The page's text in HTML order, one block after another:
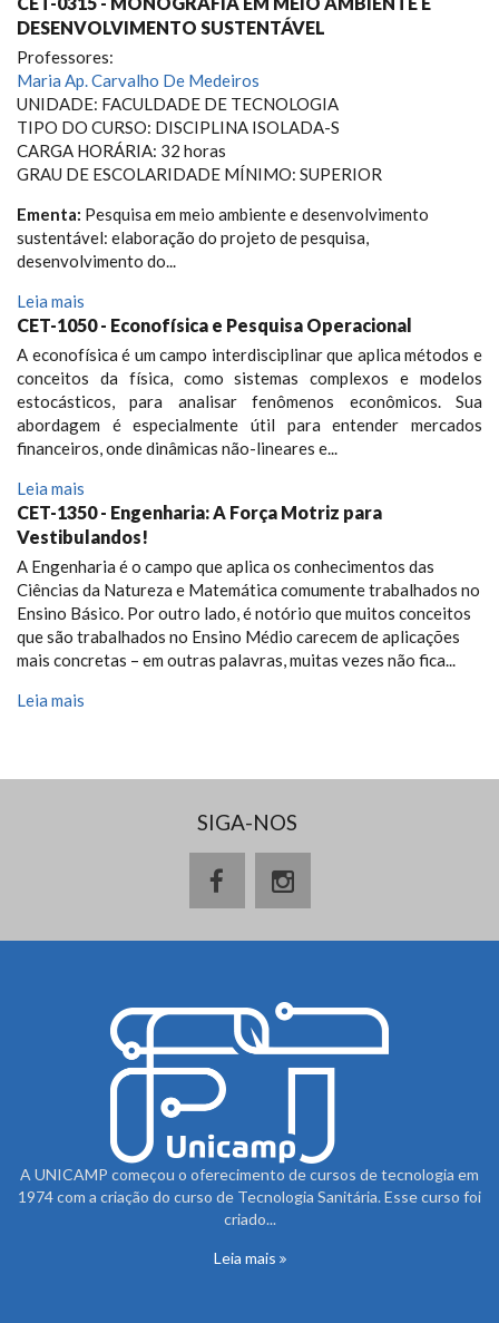
DESENVOLVIMENTO SUSTENTÁVEL
Professores:
Maria Ap. Carvalho De Medeiros
UNIDADE: FACULDADE DE TECNOLOGIA
TIPO DO CURSO: DISCIPLINA ISOLADA-S
CARGA HORÁRIA: 32 horas
GRAU DE ESCOLARIDADE MÍNIMO: SUPERIOR
Ementa: Pesquisa em meio ambiente e desenvolvimento
sustentável: elaboração do projeto de pesquisa,
desenvolvimento do...
Leia mais
CET-1050 - Econofísica e Pesquisa Operacional
A econofísica é um campo interdisciplinar que aplica métodos e
conceitos da física, como sistemas complexos e modelos
estocásticos, para analisar fenômenos econômicos. Sua
abordagem é especialmente útil para entender mercados
financeiros, onde dinâmicas não-lineares e...
Leia mais
CET-1350 - Engenharia: A Força Motriz para
Vestibulandos!
A Engenharia é o campo que aplica os conhecimentos das
Ciências da Natureza e Matemática comumente trabalhados no
Ensino Básico. Por outro lado, é notório que muitos conceitos
que são trabalhados no Ensino Médio carecem de aplicações
mais concretas – em outras palavras, muitas vezes não fica...
Leia mais
SIGA-NOS
A UNICAMP começou o oferecimento de cursos de tecnologia em
1974 com a criação do curso de Tecnologia Sanitária. Esse curso foi
criado...
Leia mais